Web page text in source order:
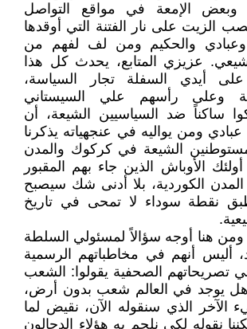
وبعض الإمعة في مواقع التواصل
الزيت على نار الفتنة التي أوقدها
والحكيم ومن لف لفهم من
عزيزي المتابع، يحدث كل هذا
أيدي السفلة تجار السياسة،
وعلى رأسهم علي السيستاني
ساكناً ضد السياسيين الشيعة، أن
ومن يواليه في عنجهياته يذكرنا
الشيعة في كركوك والمدن
أولئك الأوباش الذين جاء بهم المقبور
الكوردية، بلا أدنى شك سيصبح
نقطة سوداء لا تمحى في تاريخ
ومن هنا أوجه سؤالاً لمسئولي السلطة
أليس أنهم في مخاطباتهم الرسمية
تصريحاتهم الصحفية يقولوا: الشعب
يوجد في العالم شعب بدون أرض،
الآخر الذي سنقوله الآن، نقيض لما
نقوله لكي نلجم به هؤلاء الدجالون